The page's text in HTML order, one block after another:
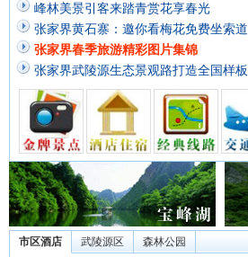
秋季旅 张家界至重庆 张家界荷花国
峰林美景引客来踏青赏花享春光
张家界黄石寨：邀你看梅花免费坐索道
张家界春季旅游精彩图片集锦
张家界武陵源生态景观路打造全国样板
市区酒店 武陵源区 森林公园